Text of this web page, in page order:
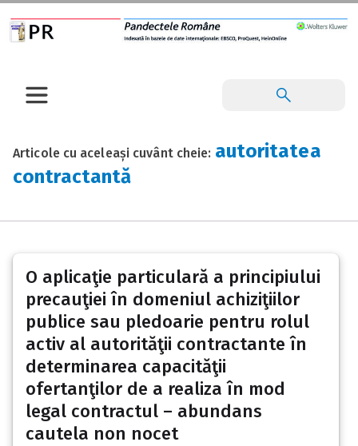
Articole cu aceleași cuvânt cheie: autoritatea
contractantă
O aplicaţie particulară a principiului
precauţiei în domeniul achiziţiilor
publice sau pledoarie pentru rolul
activ al autorităţii contractante în
determinarea capacităţii
ofertanţilor de a realiza în mod
legal contractul – abundans
cautela non nocet